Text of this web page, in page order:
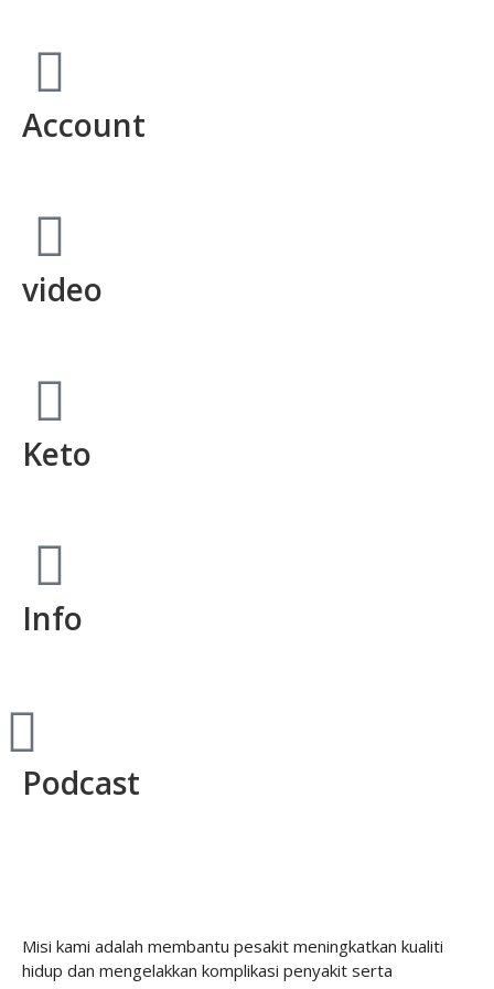
Account
video
Keto
Info
Podcast
Misi kami adalah membantu pesakit meningkatkan kualiti
hidup dan mengelakkan komplikasi penyakit serta